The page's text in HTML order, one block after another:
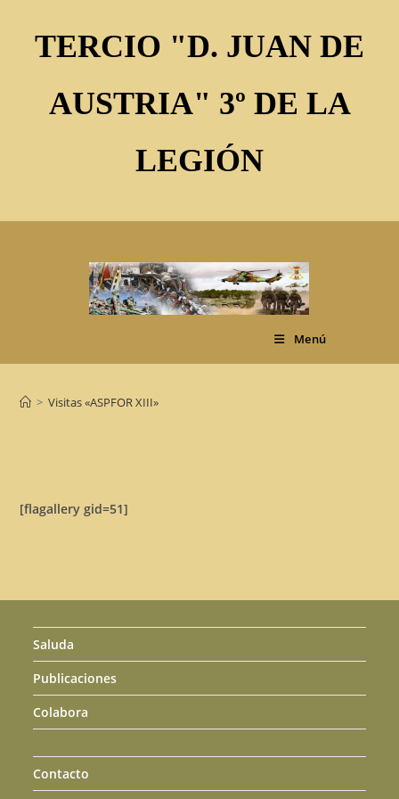
contenidoTERCIO "D. JUAN DE
AUSTRIA" 3º DE LA
LEGIÓN
Menú
> Visitas «ASPFOR XIII»
[flagallery gid=51]
Saluda
Publicaciones
Colabora
Contacto